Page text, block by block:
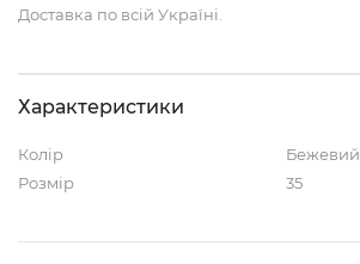
Доставка по всій Україні.
Характеристики
Колір
Бежевий
Розмір
35